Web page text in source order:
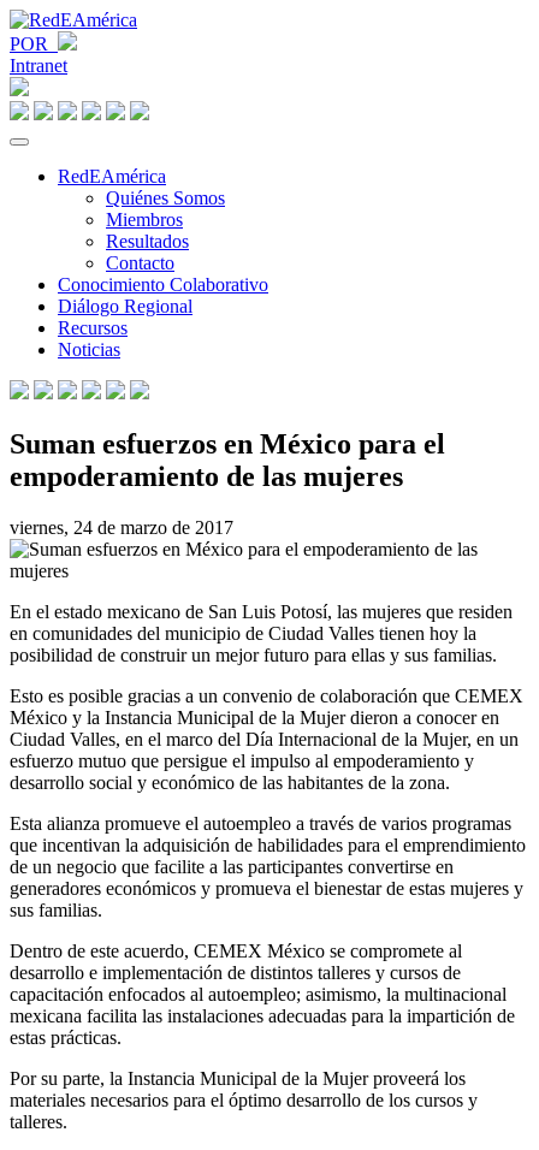
POR
Intranet
RedEAmérica
Quiénes Somos
Miembros
Resultados
Contacto
Conocimiento Colaborativo
Diálogo Regional
Recursos
Noticias
Suman esfuerzos en México para el
empoderamiento de las mujeres
viernes, 24 de marzo de 2017
En el estado mexicano de San Luis Potosí, las mujeres que residen
en comunidades del municipio de Ciudad Valles tienen hoy la
posibilidad de construir un mejor futuro para ellas y sus familias.
Esto es posible gracias a un convenio de colaboración que CEMEX
México y la Instancia Municipal de la Mujer dieron a conocer en
Ciudad Valles, en el marco del Día Internacional de la Mujer, en un
esfuerzo mutuo que persigue el impulso al empoderamiento y
desarrollo social y económico de las habitantes de la zona.
Esta alianza promueve el autoempleo a través de varios programas
que incentivan la adquisición de habilidades para el emprendimiento
de un negocio que facilite a las participantes convertirse en
generadores económicos y promueva el bienestar de estas mujeres y
sus familias.
Dentro de este acuerdo, CEMEX México se compromete al
desarrollo e implementación de distintos talleres y cursos de
capacitación enfocados al autoempleo; asimismo, la multinacional
mexicana facilita las instalaciones adecuadas para la impartición de
estas prácticas.
Por su parte, la Instancia Municipal de la Mujer proveerá los
materiales necesarios para el óptimo desarrollo de los cursos y
talleres.